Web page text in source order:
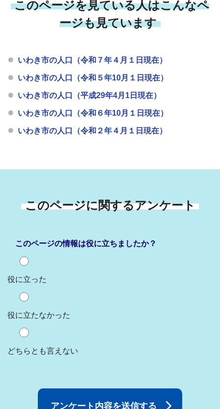
このページを見ている人はこんなペ
ージも見ています
いわき市の人口（令和７年４月１日現在）
いわき市の人口（令和５年10月１日現在）
いわき市の人口（平成29年4月1日現在）
いわき市の人口（令和６年10月１日現在）
いわき市の人口（令和２年４月１日現在）
このページに関するアンケート
このページの情報は役に立ちましたか？
役に立った
役に立たなかった
どちらとも言えない